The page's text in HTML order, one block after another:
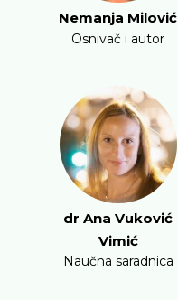
Nemanja Milović
Osnivač i autor
dr Ana Vuković
Vimić
Naučna saradnica